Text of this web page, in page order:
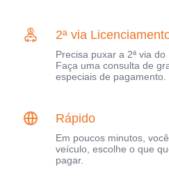
2ª via
Precisa puxar a 2ª via
Faça uma consulta de
especiais de pagamento.
Rápido
Em poucos minutos,
veículo, escolhe o que
pagar.